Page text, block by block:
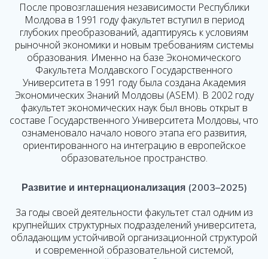
После провозглашения независимости Республики
Молдова в 1991 году факультет вступил в период
глубоких преобразований, адаптируясь к условиям
рыночной экономики и новым требованиям системы
образования. Именно на базе Экономического
Факультета Молдавского Государственного
Университета в 1991 году была создана Академия
Экономических Знаний Молдовы (ASEM). В 2002 году
факультет экономических наук был вновь открыт в
составе Государственного Университета Молдовы, что
ознаменовало начало нового этапа его развития,
ориентированного на интеграцию в европейское
образовательное пространство.
Развитие и интернационализация (2003–2025)
За годы своей деятельности факультет стал одним из
крупнейших структурных подразделений университета,
обладающим устойчивой организационной структурой
и современной образовательной системой,